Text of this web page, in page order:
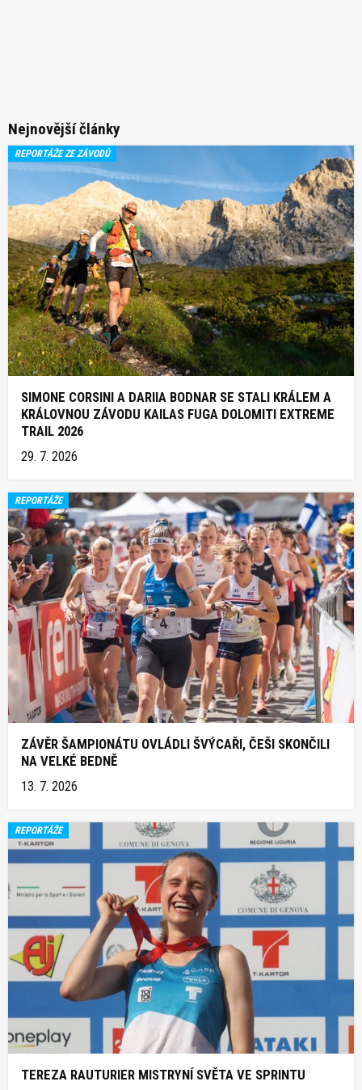
Nejnovější články
REPORTÁŽE ZE ZÁVODŮ
SIMONE CORSINI A DARIIA BODNAR SE STALI KRÁLEM A
KRÁLOVNOU ZÁVODU KAILAS FUGA DOLOMITI EXTREME
TRAIL 2026
29. 7. 2026
REPORTÁŽE
ZÁVĚR ŠAMPIONÁTU OVLÁDLI ŠVÝCAŘI, ČEŠI SKONČILI
NA VELKÉ BEDNĚ
13. 7. 2026
REPORTÁŽE
TEREZA RAUTURIER MISTRYNÍ SVĚTA VE SPRINTU